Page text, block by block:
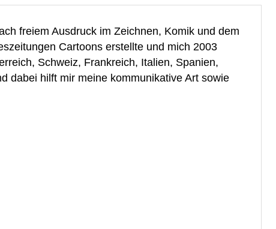
freiem Ausdruck im Zeichnen, Komik und dem
Cartoons erstellte und mich 2003
Schweiz, Frankreich, Italien, Spanien,
dabei hilft mir meine kommunikative Art sowie